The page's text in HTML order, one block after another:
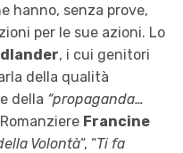
hanno, senza prove,
per le sue azioni. Lo
, i cui genitori
della qualità
della “propaganda…
Francine
Volontà“, “Ti fa